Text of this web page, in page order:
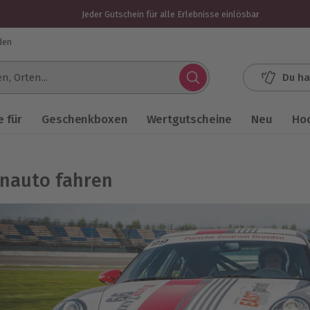
Jeder Gutschein für alle Erlebnisse einlösbar
Du
für Geschenkboxen Wertgutscheine Neu
fahren